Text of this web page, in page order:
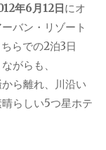
年6月12日にオ
バン・リゾート
ちらでの2泊3日
がらも、
ら離れ、川沿い
らしい5つ星ホテ